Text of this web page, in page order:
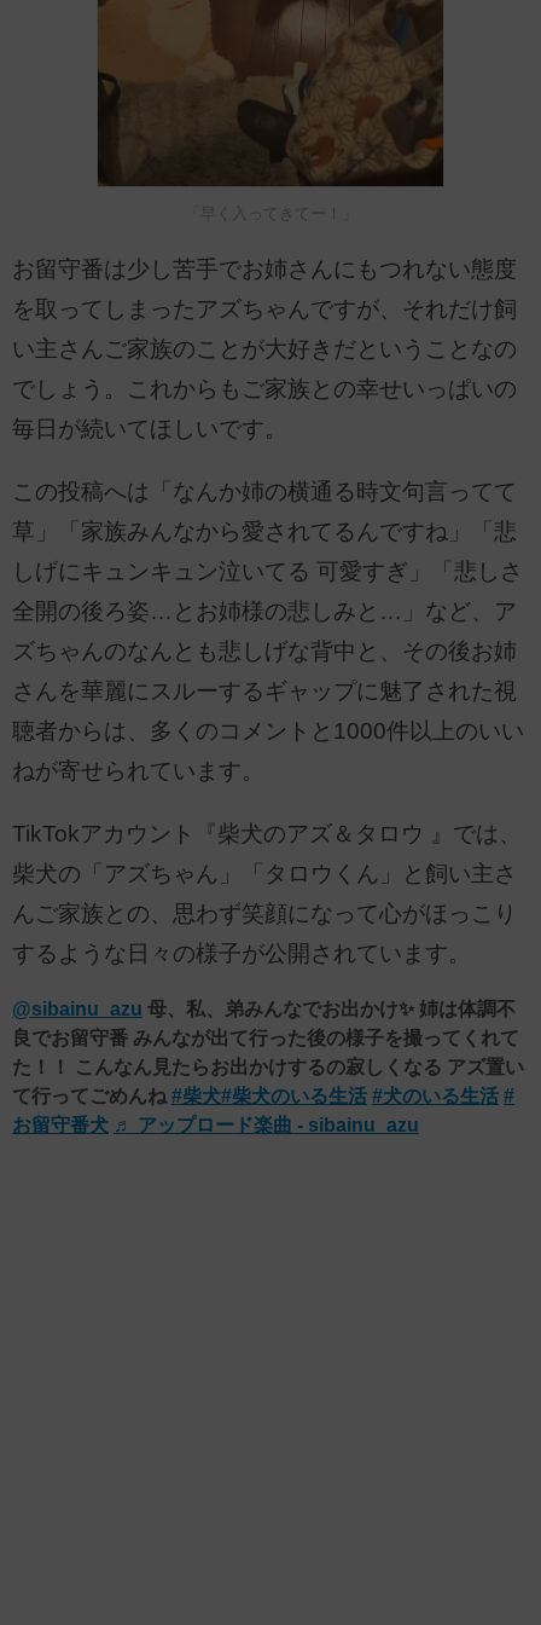
「早く入ってきてー！」
お留守番は少し苦手でお姉さんにもつれない態度
を取ってしまったアズちゃんですが、それだけ飼
い主さんご家族のことが大好きだということなの
でしょう。これからもご家族との幸せいっぱいの
毎日が続いてほしいです。
この投稿へは「なんか姉の横通る時文句言ってて
草」「家族みんなから愛されてるんですね」「悲
しげにキュンキュン泣いてる 可愛すぎ」「悲しさ
全開の後ろ姿…とお姉様の悲しみと…」など、ア
ズちゃんのなんとも悲しげな背中と、その後お姉
さんを華麗にスルーするギャップに魅了された視
聴者からは、多くのコメントと1000件以上のいい
ねが寄せられています。
TikTokアカウント『柴犬のアズ＆タロウ 』では、
柴犬の「アズちゃん」「タロウくん」と飼い主さ
んご家族との、思わず笑顔になって心がほっこり
するような日々の様子が公開されています。
@sibainu_azu 母、私、弟みんなでお出かけ✨ 姉は体調不
良でお留守番 みんなが出て行った後の様子を撮ってくれて
た！！ こんなん見たらお出かけするの寂しくなる アズ置い
て行ってごめんね #柴犬#柴犬のいる生活 #犬のいる生活 #
お留守番犬 ♬ アップロード楽曲 - sibainu_azu